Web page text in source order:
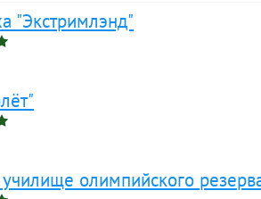
"Экстримлэнд"
олимпийского